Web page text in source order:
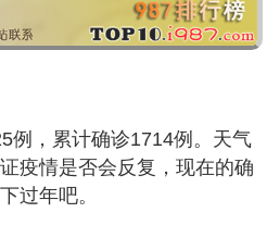
例，累计确诊1714例。天气
疫情是否会反复，现在的确
过年吧。